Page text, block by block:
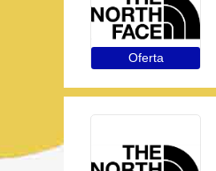
Oferta